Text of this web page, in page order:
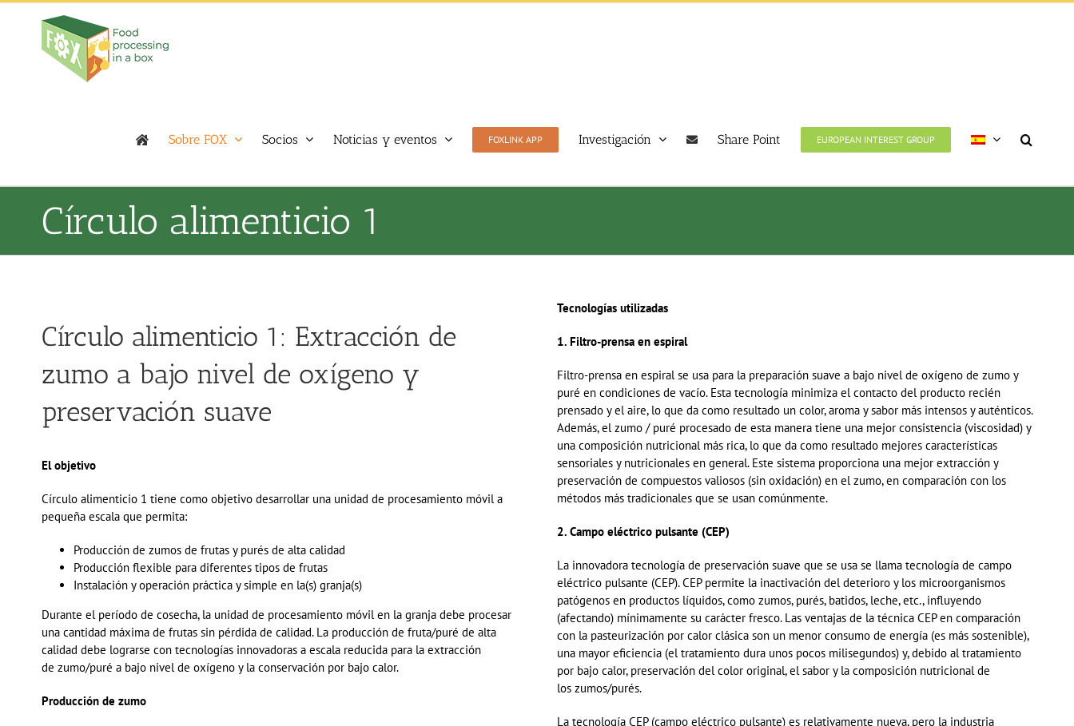
Skip
Sobre FOX Socios Noticias y eventos FOXLINK APP Investigación Share Point EUROPEAN INTEREST GROUP
Círculo alimenticio 1
Círculo alimenticio 1: Extracción de
zumo a bajo nivel de oxígeno y
preservación suave
El objetivo
Círculo alimenticio 1 tiene como objetivo desarrollar una unidad de procesamiento móvil a
pequeña escala que permita:
Producción de zumos de frutas y purés de alta calidad
Producción flexible para diferentes tipos de frutas
Instalación y operación práctica y simple en la(s) granja(s)
Durante el período de cosecha, la unidad de procesamiento móvil en la granja debe procesar
una cantidad máxima de frutas sin pérdida de calidad. La producción de fruta/puré de alta
calidad debe lograrse con tecnologías innovadoras a escala reducida para la extracción
de zumo/puré a bajo nivel de oxígeno y la conservación por bajo calor.
Producción de zumo
Tecnologías utilizadas
1. Filtro-prensa en espiral
Filtro-prensa en espiral se usa para la preparación suave a bajo nivel de oxígeno de zumo y
puré en condiciones de vacío. Esta tecnología minimiza el contacto del producto recién
prensado y el aire, lo que da como resultado un color, aroma y sabor más intensos y auténticos.
Además, el zumo / puré procesado de esta manera tiene una mejor consistencia (viscosidad) y
una composición nutricional más rica, lo que da como resultado mejores características
sensoriales y nutricionales en general. Este sistema proporciona una mejor extracción y
preservación de compuestos valiosos (sin oxidación) en el zumo, en comparación con los
métodos más tradicionales que se usan comúnmente.
2. Campo eléctrico pulsante (CEP)
La innovadora tecnología de preservación suave que se usa se llama tecnología de campo
eléctrico pulsante (CEP). CEP permite la inactivación del deterioro y los microorganismos
patógenos en productos líquidos, como zumos, purés, batidos, leche, etc., influyendo
(afectando) mínimamente su carácter fresco. Las ventajas de la técnica CEPen comparación
con la pasteurización por calor clásica son un menor consumo de energía (es más sostenible),
una mayor eficiencia (el tratamiento dura unos pocos milisegundos) y, debido al tratamiento
por bajo calor, preservación delcolor original, el sabor y la composición nutricional de
los zumos/purés.
La tecnología CEP (campo eléctrico pulsante) es relativamente nueva, pero la industria